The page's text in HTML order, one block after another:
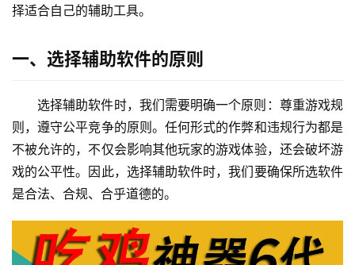
择适合自己的辅助工具。
一、选择辅助软件的原则
选择辅助软件时，我们需要明确一个原则：尊重游戏规
则，遵守公平竞争的原则。任何形式的作弊和违规行为都是
不被允许的，不仅会影响其他玩家的游戏体验，还会破坏游
戏的公平性。因此，选择辅助软件时，我们要确保所选软件
是合法、合规、合乎道德的。